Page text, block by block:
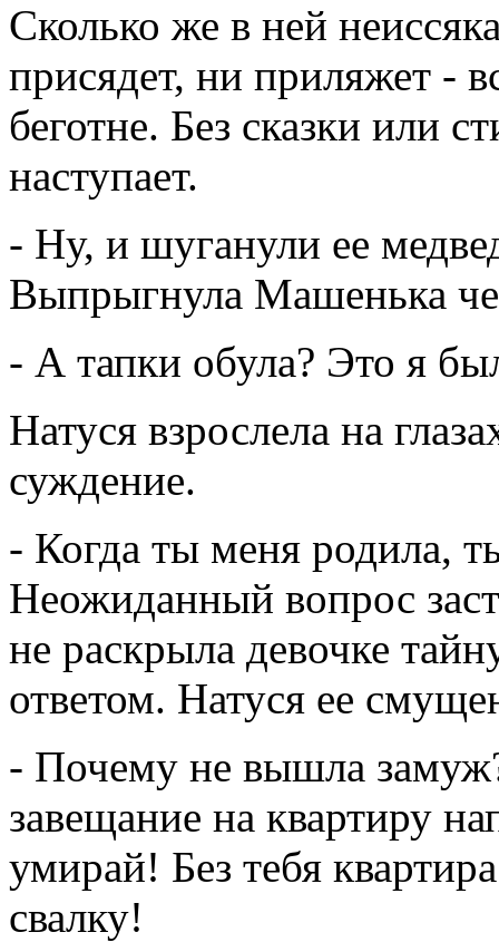
Сколько же в ней
присядет, ни приляжет -
беготне. Без сказки или
наступает.
- Ну, и шуганули ее
Выпрыгнула Машенька
- А тапки обула? Это я
Натуся взрослела на
суждение.
- Когда ты меня родила,
Неожиданный вопрос
не раскрыла девочке
ответом. Натуся ее
- Почему не вышла
завещание на квартиру
умирай! Без тебя
свалку!